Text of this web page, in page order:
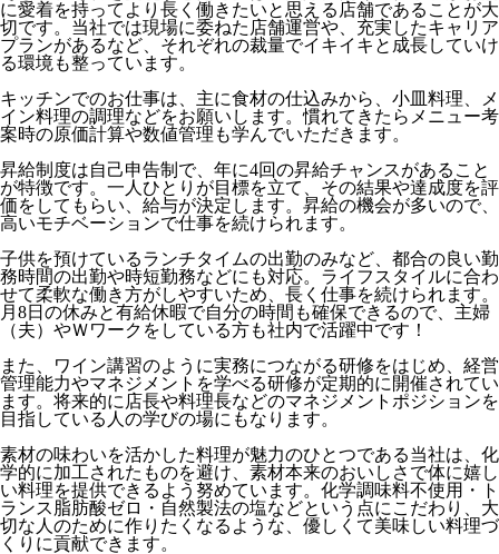
に愛着を持ってより長く働きたいと思える店舗であることが大
切です。当社では現場に委ねた店舗運営や、充実したキャリア
プランがあるなど、それぞれの裁量でイキイキと成長していけ
る環境も整っています。
キッチンでのお仕事は、主に食材の仕込みから、小皿料理、メ
イン料理の調理などをお願いします。慣れてきたらメニュー考
案時の原価計算や数値管理も学んでいただきます。
昇給制度は自己申告制で、年に4回の昇給チャンスがあること
が特徴です。一人ひとりが目標を立て、その結果や達成度を評
価をしてもらい、給与が決定します。昇給の機会が多いので、
高いモチベーションで仕事を続けられます。
子供を預けているランチタイムの出勤のみなど、都合の良い勤
務時間の出勤や時短勤務などにも対応。ライフスタイルに合わ
せて柔軟な働き方がしやすいため、長く仕事を続けられます。
月8日の休みと有給休暇で自分の時間も確保できるので、主婦
（夫）やＷワークをしている方も社内で活躍中です！
また、ワイン講習のように実務につながる研修をはじめ、経営
管理能力やマネジメントを学べる研修が定期的に開催されてい
ます。将来的に店長や料理長などのマネジメントポジションを
目指している人の学びの場にもなります。
素材の味わいを活かした料理が魅力のひとつである当社は、化
学的に加工されたものを避け、素材本来のおいしさで体に嬉し
い料理を提供できるよう努めています。化学調味料不使用・ト
ランス脂肪酸ゼロ・自然製法の塩などという点にこだわり、大
切な人のために作りたくなるような、優しくて美味しい料理づ
くりに貢献できます。